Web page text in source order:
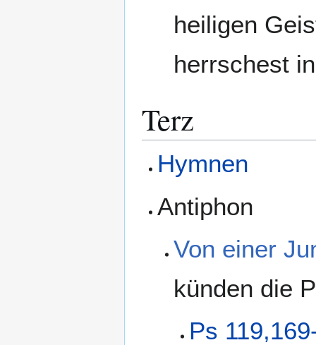
heiligen
herrschest
Terz
Hymnen
Antiphon
Von einer
künden die
Ps